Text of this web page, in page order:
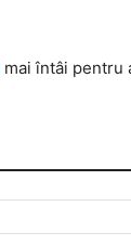
mai întâi pentru